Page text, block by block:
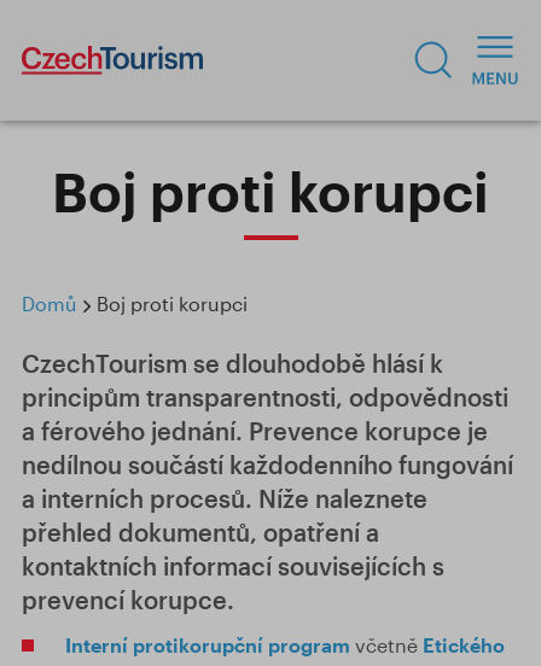
Boj proti korupci
Domů Boj proti korupci
CzechTourism se dlouhodobě hlásí k
principům transparentnosti, odpovědnosti
a férového jednání. Prevence korupce je
nedílnou součástí každodenního fungování
a interních procesů. Níže naleznete
přehled dokumentů, opatření a
kontaktních informací souvisejících s
prevencí korupce.
Interní protikorupční program včetně Etického